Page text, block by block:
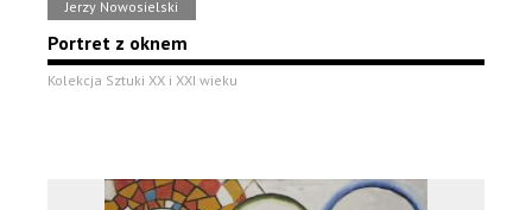
Jerzy Nowosielski
Portret z oknem
Kolekcja Sztuki XX i XXI wieku